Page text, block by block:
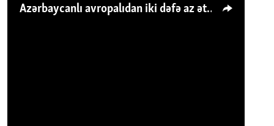
Azərbaycanlı avropalıdan iki dəfə az ət yeyir, amma... 'Qiymət artımı qaçılmazdır'